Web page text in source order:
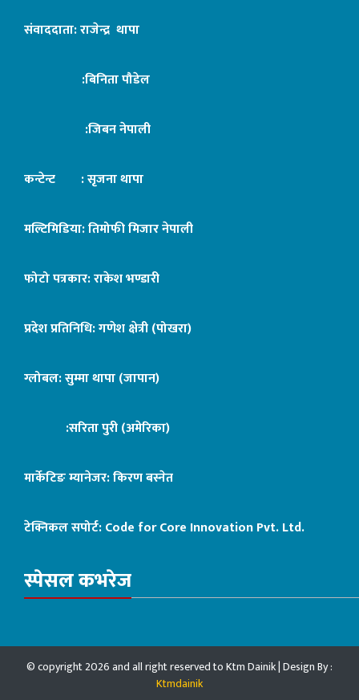
संवाददाता: राजेन्द्र थापा
:बिनिता पौडेल
:जिबन नेपाली
कन्टेन्ट : सृजना थापा
मल्टिमिडिया: तिमोफी मिजार नेपाली
फोटो पत्रकार: राकेश भण्डारी
प्रदेश प्रतिनिधि: गणेश क्षेत्री (पोखरा)
ग्लोबल: सुम्मा थापा (जापान)
:सरिता पुरी (अमेरिका)
मार्केटिङ म्यानेजर: किरण बस्नेत
टेक्निकल सपोर्ट:Code for Core Innovation Pvt. Ltd.
स्पेसल कभरेज
© copyright 2026 and all right reserved to Ktm Dainik | Design By :
Ktmdainik